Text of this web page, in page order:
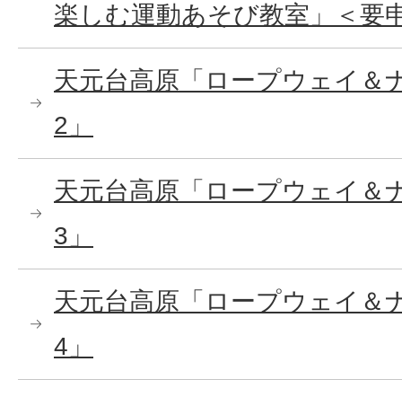
楽しむ運動あそび教室」＜要
天元台高原「ロープウェイ＆
2」
天元台高原「ロープウェイ＆
3」
天元台高原「ロープウェイ＆
4」